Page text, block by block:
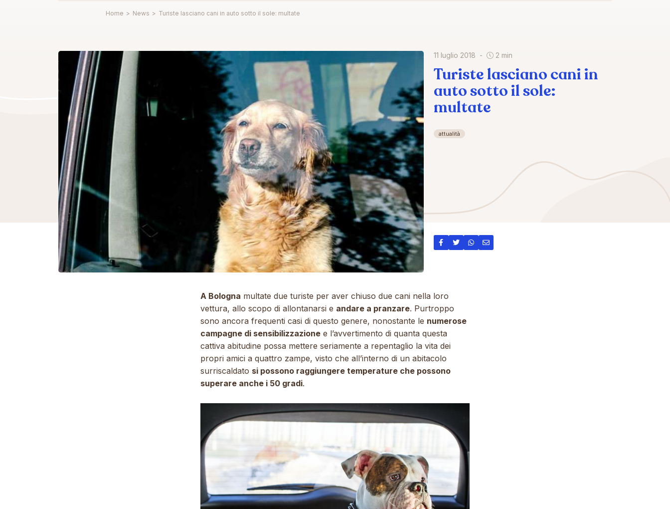
Home > News > Turiste lasciano cani in auto sotto il sole: multate
11 luglio 2018 2 min
Turiste lasciano cani in
auto sotto il sole:
multate
attualità
A Bologna multate due turiste per aver chiuso due cani nella loro
vettura, allo scopo di allontanarsi e andare a pranzare. Purtroppo
sono ancora frequenti casi di questo genere, nonostante le numerose
campagne di sensibilizzazione e l’avvertimento di quanta questa
cattiva abitudine possa mettere seriamente a repentaglio la vita dei
propri amici a quattro zampe, visto che all’interno di un abitacolo
surriscaldato si possono raggiungere temperature che possono
superare anche i 50 gradi.